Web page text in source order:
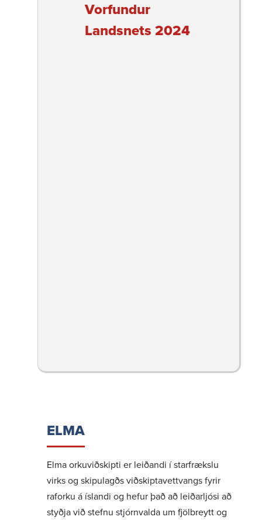
Vorfundur
Landsnets 2024
ELMA
Elma orku­við­skipti er leið­andi í starf­rækslu
virks og skipu­lagðs viðskipta­vett­vangs fyrir
raforku á íslandi og hefur það að leið­ar­ljósi að
styðja við stefnu stjórn­valda um fjöl­breytt og